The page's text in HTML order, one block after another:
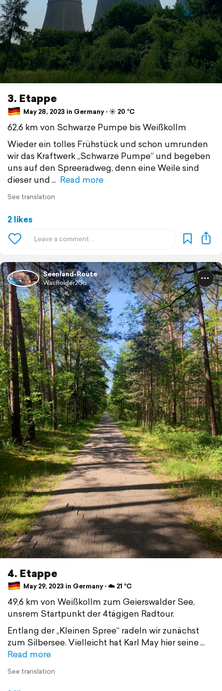
3. Etappe
May 28, 2023 in Germany ⋅ ☀️ 20 °C
62,6 km von Schwarze Pumpe bis Weißkollm
Wieder ein tolles Frühstück und schon umrunden
wir das Kraftwerk „Schwarze Pumpe“ und begeben
uns auf den Spreeradweg, denn eine Weile sind
dieser und
Read more
See translation
2 likes
Seenland-Route
Wacholder2Go
4. Etappe
May 29, 2023 in Germany ⋅ ☁️ 21 °C
49,6 km von Weißkollm zum Geierswalder See,
unsrem Startpunkt der 4tägigen Radtour.
Entlang der „Kleinen Spree“ radeln wir zunächst
zum Silbersee. Vielleicht hat Karl May hier seine
Read more
See translation